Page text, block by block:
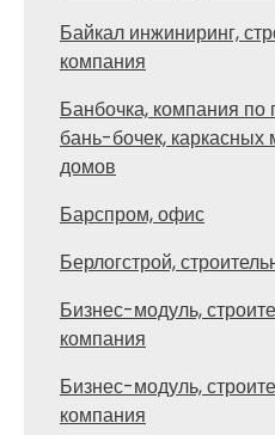
Байкал инжиниринг,
компания
Банбочка, компания по
бань-бочек, каркасных
домов
Барспром, офис
Берлогстрой,
Бизнес-модуль,
компания
Бизнес-модуль,
компания